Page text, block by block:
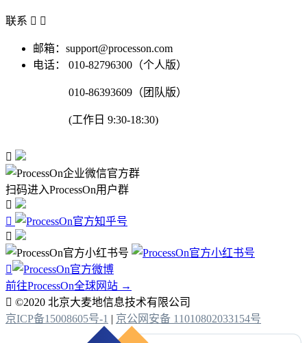
联系  
邮箱：support@processon.com
电话：
010-82796300（个人版）
010-86393609（团队版）
(工作日 9:30-18:30)

扫码进入ProcessOn用户群




前往ProcessOn全球网站 →
 ©2020 北京大麦地信息技术有限公司
京ICP备15008605号-1 | 京公网安备 11010802033154号